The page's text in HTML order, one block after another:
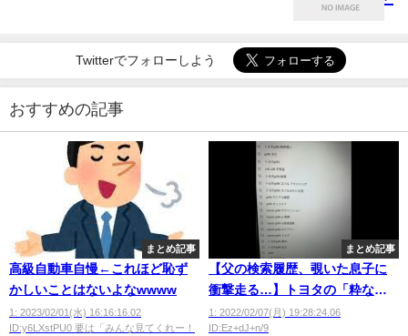
Twitterでフォローしよう
おすすめの記事
まとめ記事
高級自動車自慢←これほど恥ず
かしいことはないよなwwww
1: 2023/02/01(水) 16:16:16.02
ID:y6LXstPU0 要は「みんな見てくれー！
まとめ記事
【父の検索履歴、覗いた息子に
衝撃走る…】トヨタの「粋な対
応」が最高だった
1: 2022/02/07(月) 19:28:24.06
ID:Ez+dJ+n/9